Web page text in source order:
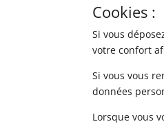
Cookies :
Si vous
votre confort
Si vous vous
données
Lorsque vous